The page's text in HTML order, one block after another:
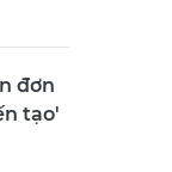
đơn
tạo'